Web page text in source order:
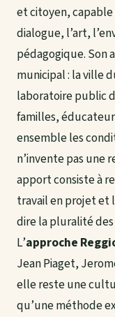
et citoyen,
dialogue, l’art,
pédagogique. Son
municipal : la ville
laboratoire public
familles,
ensemble les
n’invente pas une
apport consiste à
travail en projet et
dire la pluralité des
L’approche
Jean Piaget,
elle reste une
qu’une méthode